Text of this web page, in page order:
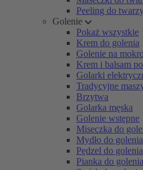
Peeling do
Golenie
Pokaż wszystkie
Krem do golenia
Golenie na
Krem i balsam
Golarki
Tradycyjne
Brzytwa
Golarka męska
Golenie wstępne
Miseczka do
Mydło do golenia
Pędzel do golenia
Pianka do golenia